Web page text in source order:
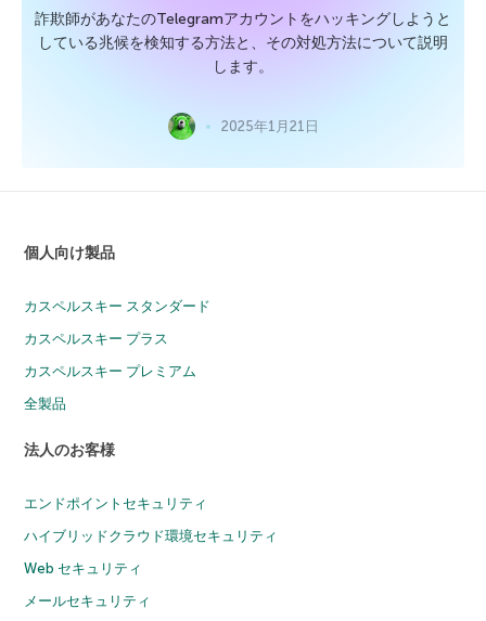
詐欺師があなたのTelegramアカウントをハッキングしようと
している兆候を検知する方法と、その対処方法について説明
します。
2025年1月21日
個人向け製品
カスペルスキー スタンダード
カスペルスキー プラス
カスペルスキー プレミアム
全製品
法人のお客様
エンドポイントセキュリティ
ハイブリッドクラウド環境セキュリティ
Web セキュリティ
メールセキュリティ